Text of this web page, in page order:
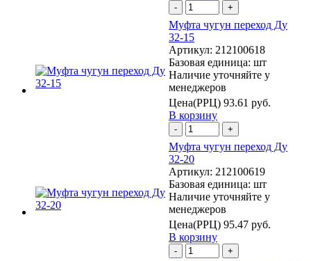
- +
Муфта чугун переход Ду
32-15
Артикул: 212100618
Базовая единица: шт
Наличие уточняйте у
менеджеров
Цена(РРЦ) 93.61 руб.
В корзину
- +
Муфта чугун переход Ду
32-20
Артикул: 212100619
Базовая единица: шт
Наличие уточняйте у
менеджеров
Цена(РРЦ) 95.47 руб.
В корзину
- +